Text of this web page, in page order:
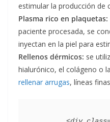
estimular la producción de
Plasma rico en plaquetas:
paciente procesada, se
inyectan en la piel para
Rellenos dérmicos: se
hialurónico, el colágeno o
rellenar arrugas, líneas